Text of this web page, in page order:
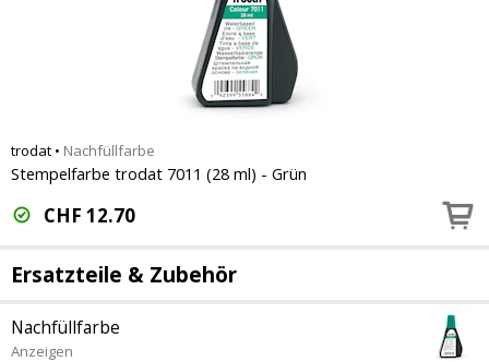
trodat • Nachfüllfarbe
Stempelfarbe trodat 7011 (28 ml) - Grün
CHF 12.70
Ersatzteile & Zubehör
Nachfüllfarbe
Anzeigen